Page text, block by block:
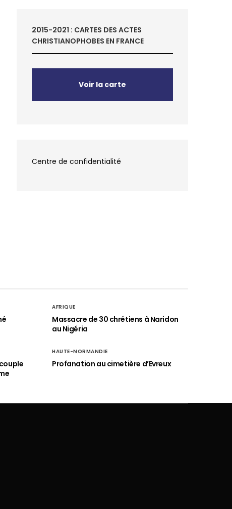
2015-2021 : CARTES DES ACTES
CHRISTIANOPHOBES EN FRANCE
Voir la carte
Centre de confidentialité
AFRIQUE
Massacre de 30 chrétiens à Naridon
au Nigéria
HAUTE-NORMANDIE
Profanation au cimetière d’Evreux